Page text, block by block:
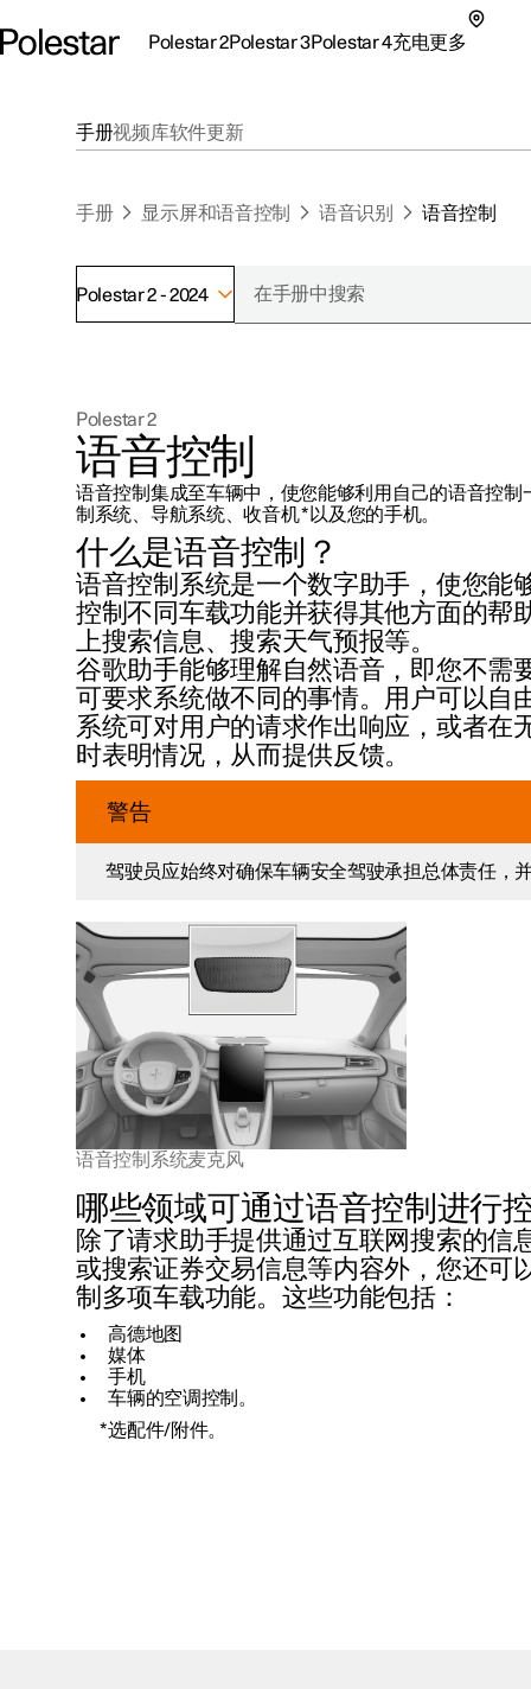
Polestar 2Polestar 3Polestar 4充电更多
联系我们
极星官方二手车
探索Polestar 3
联系我们
公共充电
家庭充电
车主服务
注册新闻
（在新窗
手册视频库软件更新
手册 显示屏和语音控制 语音识别 语音控制
Polestar 2 - 2024
Polestar 2
语音控制
语音控制集成至车辆中，使您能够利用自己的语音控制
制系统、导航系统、收音机* 以及您的手机。
什么是语音控制？
语音控制系统是一个数字助手，使您能
控制不同车载功能并获得其他方面的帮
上搜索信息、搜索天气预报等。
谷歌助手能够理解自然语音，即您不需
可要求系统做不同的事情。用户可以自
系统可对用户的请求作出响应，或者在
时表明情况，从而提供反馈。
警告
驾驶员应始终对确保车辆安全驾驶承担总体责任，
语音控制系统麦克风
哪些领域可通过语音控制进行
除了请求助手提供通过互联网搜索的信
或搜索证券交易信息等内容外，您还可
制多项车载功能。这些功能包括：
高德地图
媒体
手机
车辆的空调控制。
*选配件/附件。